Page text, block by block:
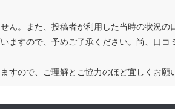
ん。また、投稿者が利用した当時の状況
ますので、予めご了承ください。尚、口コ
すので、ご理解とご協力のほど宜しくお願